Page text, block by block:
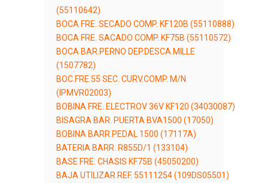
(55110642)
BOCA FRE. SECADO COMP. KF120B (55110888)
BOCA FRE. SACADO COMP. KF75B (55110572)
BOCA BAR.PERNO DEP.DESCA.MILLE
(1507782)
BOC.FRE.55 SEC. CURV.COMP. M/N
(IPMVR02003)
BOBINA FRE. ELECTROV 36V KF120 (34030087)
BISAGRA BAR. PUERTA BVA1500 (17050)
BOBINA BARR.PEDAL 1500 (17117A)
BATERIA BARR. R855D/1 (133104)
BASE FRE. CHASIS KF75B (45050200)
BAJA UTILIZAR REF. 55111254 (109DS05501)